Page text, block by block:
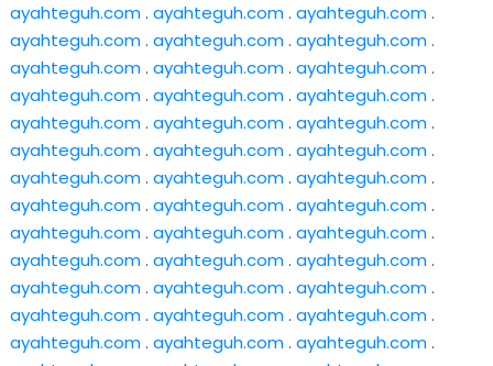
ayahteguh.com. ayahteguh.com. ayahteguh.com.
ayahteguh.com. ayahteguh.com. ayahteguh.com.
ayahteguh.com. ayahteguh.com. ayahteguh.com.
ayahteguh.com. ayahteguh.com. ayahteguh.com.
ayahteguh.com. ayahteguh.com. ayahteguh.com.
ayahteguh.com. ayahteguh.com. ayahteguh.com.
ayahteguh.com. ayahteguh.com. ayahteguh.com.
ayahteguh.com. ayahteguh.com. ayahteguh.com.
ayahteguh.com. ayahteguh.com. ayahteguh.com.
ayahteguh.com. ayahteguh.com. ayahteguh.com.
ayahteguh.com. ayahteguh.com. ayahteguh.com.
ayahteguh.com. ayahteguh.com. ayahteguh.com.
ayahteguh.com. ayahteguh.com. ayahteguh.com.